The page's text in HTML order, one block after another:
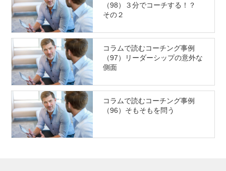
（98）３分でコーチする！？
その２
コラムで読むコーチング事例
（97）リーダーシップの意外な
側面
コラムで読むコーチング事例
（96）そもそもを問う